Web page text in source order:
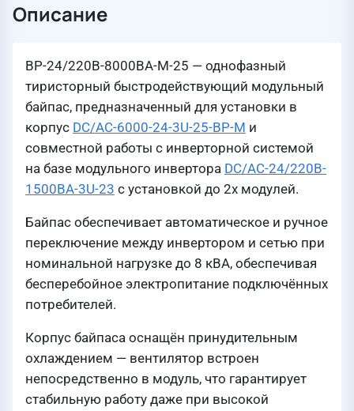
Описание
BP-24/220В-8000ВА-М-25 — однофазный
тиристорный быстродействующий модульный
байпас, предназначенный для установки в
корпус DC/AC-6000-24-3U-25-BP-M и
совместной работы с инверторной системой
на базе модульного инвертора DC/AC-24/220B-
1500ВА-3U-23 с установкой до 2х модулей.
Байпас обеспечивает автоматическое и ручное
переключение между инвертором и сетью при
номинальной нагрузке до 8 кВА, обеспечивая
бесперебойное электропитание подключённых
потребителей.
Корпус байпаса оснащён принудительным
охлаждением — вентилятор встроен
непосредственно в модуль, что гарантирует
стабильную работу даже при высокой